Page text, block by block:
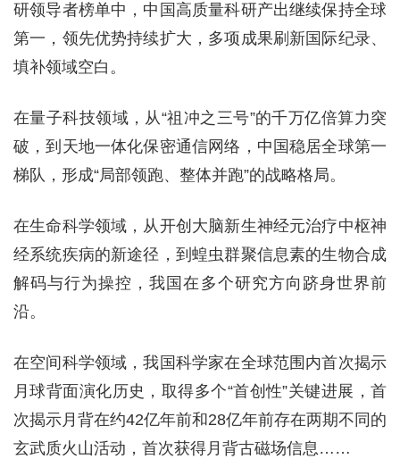
研领导者榜单中，中国高质量科研产出继续保持全球
第一，领先优势持续扩大，多项成果刷新国际纪录、
填补领域空白。
在量子科技领域，从“祖冲之三号”的千万亿倍算力突
破，到天地一体化保密通信网络，中国稳居全球第一
梯队，形成“局部领跑、整体并跑”的战略格局。
在生命科学领域，从开创大脑新生神经元治疗中枢神
经系统疾病的新途径，到蝗虫群聚信息素的生物合成
解码与行为操控，我国在多个研究方向跻身世界前
沿。
在空间科学领域，我国科学家在全球范围内首次揭示
月球背面演化历史，取得多个“首创性”关键进展，首
次揭示月背在约42亿年前和28亿年前存在两期不同的
玄武质火山活动，首次获得月背古磁场信息……